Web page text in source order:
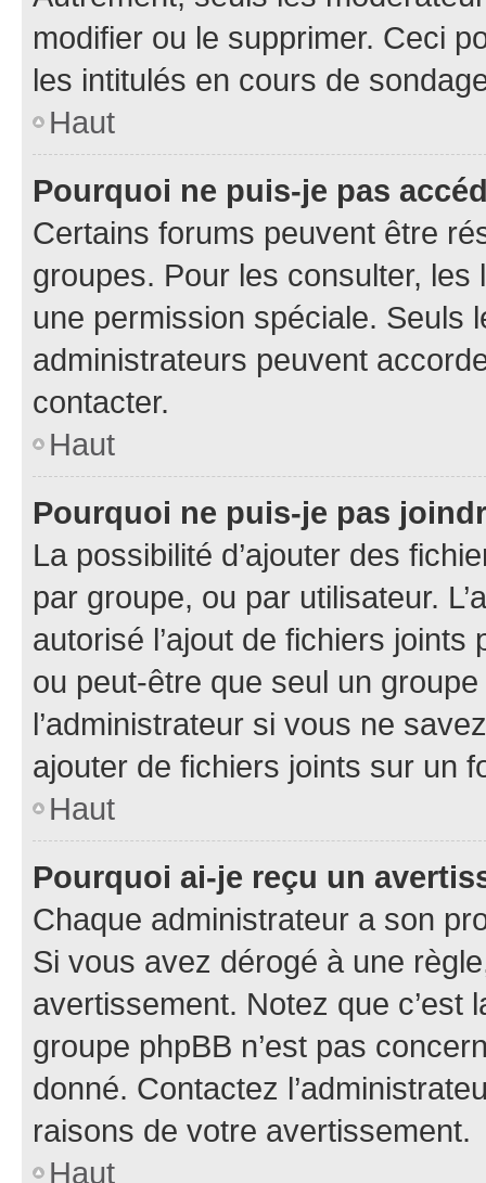
modifier ou le supprimer. Ceci
les intitulés en cours de
Haut
Pourquoi ne puis-je pas
Certains forums peuvent être
groupes. Pour les consulter,
une permission spéciale. Seuls
administrateurs peuvent
contacter.
Haut
Pourquoi ne puis-je pas
La possibilité d’ajouter des
par groupe, ou par utilisateur.
autorisé l’ajout de fichiers
ou peut-être que seul un
l’administrateur si vous ne
ajouter de fichiers joints sur un
Haut
Pourquoi ai-je reçu un
Chaque administrateur a son
Si vous avez dérogé à une
avertissement. Notez que c’est
groupe phpBB n’est pas
donné. Contactez
raisons de votre avertissement.
Haut